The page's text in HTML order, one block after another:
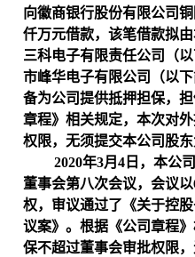
向徽商银行股份有限公司
仟万元借款，该笔借款拟
三科电子有限责任公司（
市峰华电子有限公司（以
备为公司提供抵押担保，
章程》相关规定，本次对
权限，无须提交本公司股东
2020年3月4 日，本公
董事会第八次会议，会议以
权，审议通过了《关于控
议案》。根据《公司章程
保不超过董事会审批权限